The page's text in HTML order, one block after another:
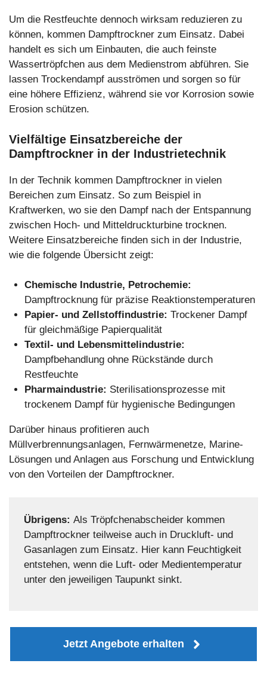
Um die Restfeuchte dennoch wirksam reduzieren zu
können, kommen Dampftrockner zum Einsatz. Dabei
handelt es sich um Einbauten, die auch feinste
Wassertröpfchen aus dem Medienstrom abführen. Sie
lassen Trockendampf ausströmen und sorgen so für
eine höhere Effizienz, während sie vor Korrosion sowie
Erosion schützen.
Vielfältige Einsatzbereiche der
Dampftrockner in der Industrietechnik
In der Technik kommen Dampftrockner in vielen
Bereichen zum Einsatz. So zum Beispiel in
Kraftwerken, wo sie den Dampf nach der Entspannung
zwischen Hoch- und Mitteldruckturbine trocknen.
Weitere Einsatzbereiche finden sich in der Industrie,
wie die folgende Übersicht zeigt:
Chemische Industrie, Petrochemie:
Dampftrocknung für präzise Reaktionstemperaturen
Papier- und Zellstoffindustrie: Trockener Dampf
für gleichmäßige Papierqualität
Textil- und Lebensmittelindustrie:
Dampfbehandlung ohne Rückstände durch
Restfeuchte
Pharmaindustrie: Sterilisationsprozesse mit
trockenem Dampf für hygienische Bedingungen
Darüber hinaus profitieren auch
Müllverbrennungsanlagen, Fernwärmenetze, Marine-
Lösungen und Anlagen aus Forschung und Entwicklung
von den Vorteilen der Dampftrockner.
Übrigens: Als Tröpfchenabscheider kommen
Dampftrockner teilweise auch in Druckluft- und
Gasanlagen zum Einsatz. Hier kann Feuchtigkeit
entstehen, wenn die Luft- oder Medientemperatur
unter den jeweiligen Taupunkt sinkt.
Jetzt Angebote erhalten